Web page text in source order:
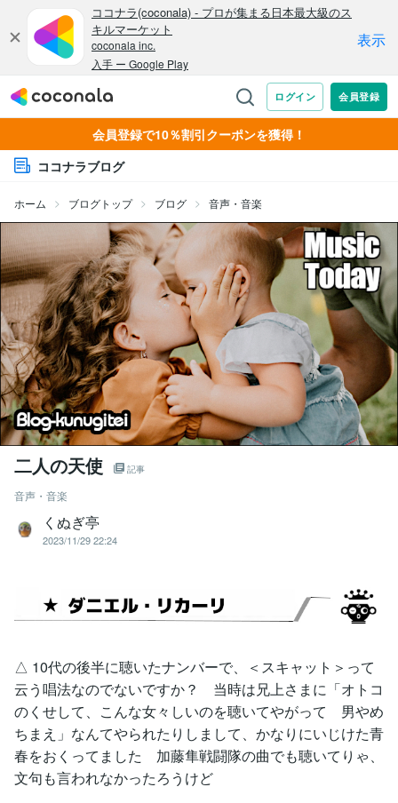
会員登録で10％割引クーポンを獲得！
ココナラブログ
ホーム ブログトップ ブログ 音声・音楽
二人の天使 記事
音声・音楽
くぬぎ亭
2023/11/29 22:24
△ 10代の後半に聴いたナンバーで、＜スキャット＞って
云う唱法なのでないですか？ 当時は兄上さまに「オトコ
のくせして、こんな女々しいのを聴いてやがって 男やめ
ちまえ」なんてやられたりしまして、かなりにいじけた青
春をおくってました 加藤隼戦闘隊の曲でも聴いてりゃ、
文句も言われなかったろうけど